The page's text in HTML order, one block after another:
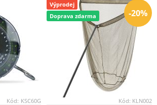
Kód: KSC60G
-20%
Výprodej
Doprava zdarma
Kód: KLN002